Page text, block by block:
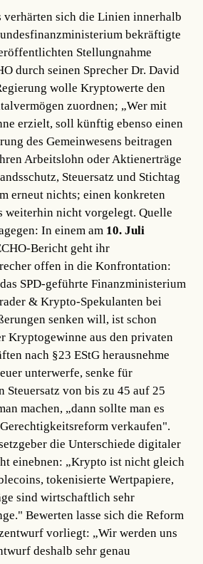
verhärten sich die Linien innerhalb
bekräftigte
Stellungnahme
durch seinen Sprecher Dr. David
wolle Kryptowerte den
zuordnen; „Wer mit
erzielt, soll künftig ebenso einen
des Gemeinwesens beitragen
Arbeitslohn oder Aktienerträge
Steuersatz und Stichtag
erneut nichts; einen konkreten
weiterhin nicht vorgelegt.Quelle
In einem am 10. Juli
Bericht geht ihr
offen in die Konfrontation:
SPD-geführte Finanzministerium
& Krypto-Spekulanten bei
senken will, ist schon
Kryptogewinne aus den privaten
nach §23 EStG herausnehme
unterwerfe, senke für
Steuersatz von bis zu 45 auf 25
machen, „dann sollte man es
verkaufen".
die Unterschiede digitaler
einebnen: „Krypto ist nicht gleich
tokenisierte Wertpapiere,
sind wirtschaftlich sehr
Bewerten lasse sich die Reform
vorliegt: „Wir werden uns
deshalb sehr genau